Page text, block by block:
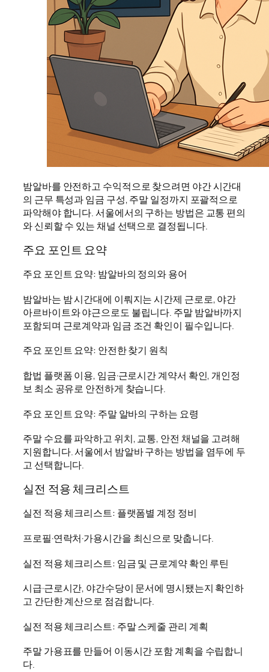
밤알바를 안전하고 수익적으로 찾으려면 야간 시간대
의 근무 특성과 임금 구성, 주말 일정까지 포괄적으로
파악해야 합니다. 서울에서의 구하는 방법은 교통 편의
와 신뢰할 수 있는 채널 선택으로 결정됩니다.
주요 포인트 요약
주요 포인트 요약: 밤알바의 정의와 용어
밤알바는 밤 시간대에 이뤄지는 시간제 근로로, 야간
아르바이트와 야근으로도 불립니다. 주말 밤알바까지
포함되며 근로계약과 임금 조건 확인이 필수입니다.
주요 포인트 요약: 안전한 찾기 원칙
합법 플랫폼 이용, 임금·근로시간 계약서 확인, 개인정
보 최소 공유로 안전하게 찾습니다.
주요 포인트 요약: 주말 알바의 구하는 요령
주말 수요를 파악하고 위치, 교통, 안전 채널을 고려해
지원합니다. 서울에서 밤알바 구하는 방법을 염두에 두
고 선택합니다.
실전 적용 체크리스트
실전 적용 체크리스트: 플랫폼별 계정 정비
프로필·연락처·가용시간을 최신으로 맞춥니다.
실전 적용 체크리스트: 임금 및 근로계약 확인 루틴
시급·근로시간, 야간수당이 문서에 명시됐는지 확인하
고 간단한 계산으로 점검합니다.
실전 적용 체크리스트: 주말 스케줄 관리 계획
주말 가용표를 만들어 이동시간 포함 계획을 수립합니
다.